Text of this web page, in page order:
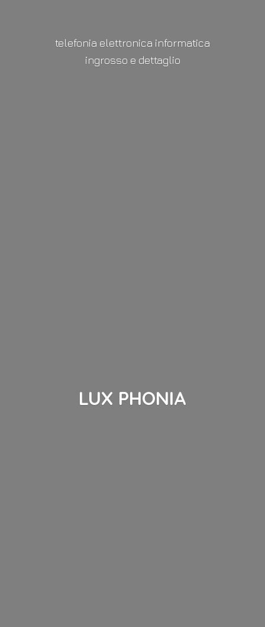
LUX PHONIA
telefonia elettronica informatica
ingrosso e dettaglio